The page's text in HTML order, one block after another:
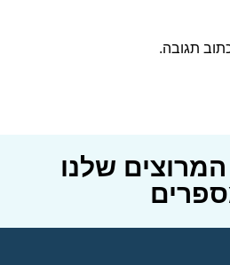
תגובה.
שלנו